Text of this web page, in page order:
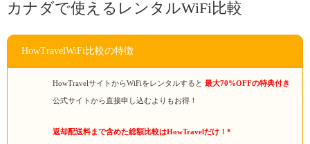
カナダで使えるレンタルWiFi比較
HowTravelWiFi比較の特徴
HowTravelサイトからWiFiをレンタルすると 最大70%OFFの特典付き
公式サイトから直接申し込むよりもお得！
返却配送料まで含めた総額比較はHowTravelだけ！*